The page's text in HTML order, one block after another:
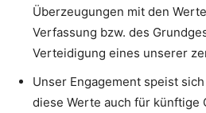
Überzeugungen mit den
Verfassung bzw. des
Verteidigung eines unserer
Unser Engagement speist
diese Werte auch für künftige